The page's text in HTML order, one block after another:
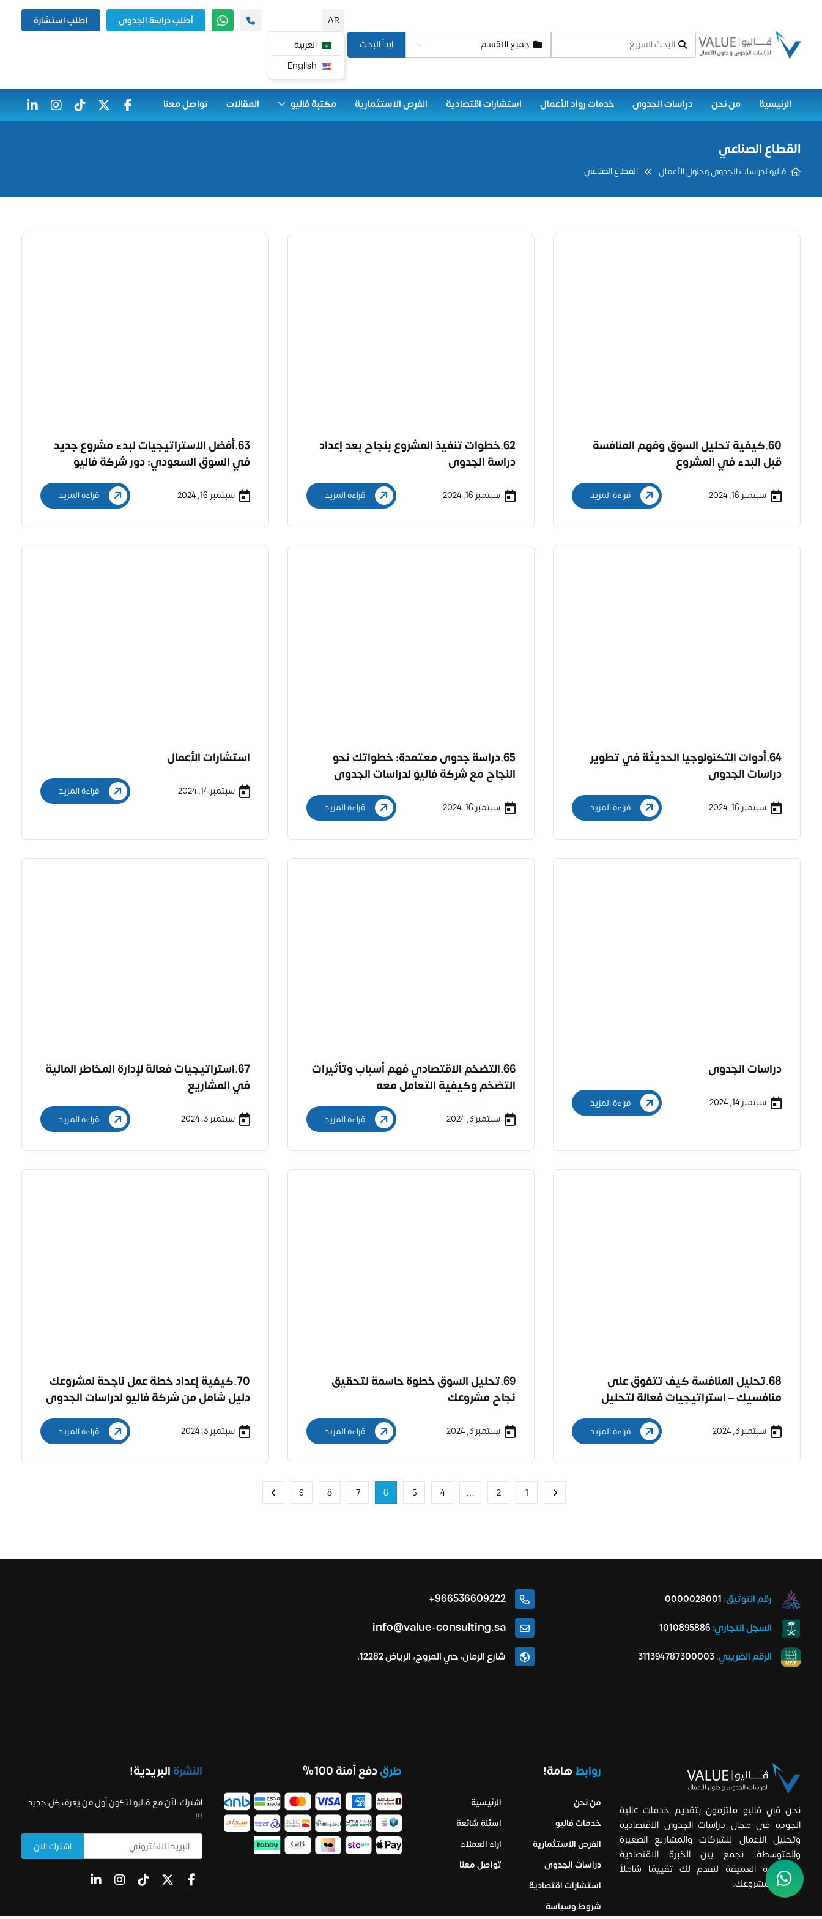
جميع الاقسام ابدأ البحث
AR
العربية
أطلب دراسة الجدوى اطلب استشارة
الرئيسية من نحن دراسات الجدوى خدمات رواد الأعمال استشارات اقتصادية الفرص الاستثمارية مكتبة فاليو المقالات تواصل معنا
القطاع الصناعي
فاليو لدراسات الجدوى وحلول الأعمال القطاع الصناعي
60.كيفية تحليل السوق وفهم المنافسة
قبل البدء في المشروع
سبتمبر 16, 2024 قراءة المزيد
62.خطوات تنفيذ المشروع بنجاح بعد إعداد
دراسة الجدوى
سبتمبر 16, 2024 قراءة المزيد
63.أفضل الاستراتيجيات لبدء مشروع جديد
في السوق السعودي: دور شركة فاليو
لدراسات الجدوى وحلول الأعمال
سبتمبر 16, 2024 قراءة المزيد
64.أدوات التكنولوجيا الحديثة في تطوير
دراسات الجدوى
سبتمبر 16, 2024 قراءة المزيد
65.دراسة جدوى معتمدة: خطواتك نحو
النجاح مع شركة فاليو لدراسات الجدوى
سبتمبر 16, 2024 قراءة المزيد
استشارات الأعمال
سبتمبر 14, 2024 قراءة المزيد
دراسات الجدوى
سبتمبر 14, 2024 قراءة المزيد
66.التضخم الاقتصادي فهم أسباب وتأثيرات
التضخم وكيفية التعامل معه
سبتمبر 3, 2024 قراءة المزيد
67.استراتيجيات فعالة لإدارة المخاطر المالية
في المشاريع
سبتمبر 3, 2024 قراءة المزيد
68.تحليل المنافسة كيف تتفوق على
منافسيك – استراتيجيات فعالة لتحليل
وتفوق المنافسة في السوق
سبتمبر 3, 2024 قراءة المزيد
69.تحليل السوق خطوة حاسمة لتحقيق
نجاح مشروعك
سبتمبر 3, 2024 قراءة المزيد
70.كيفية إعداد خطة عمل ناجحة لمشروعك
دليل شامل من شركة فاليو لدراسات الجدوى
سبتمبر 3, 2024 قراءة المزيد
1
2
…
4
5
6
7
8
9
رقم التوثيق: 0000028001
السجل التجاري:1010895886
الرقم الضريبي:311394787300003
966536609222+
info@value-consulting.sa
شارع الرمان، حي المروج، الرياض 12282.
نحن في فاليو ملتزمون بتقديم خدمات عالية
الجودة في مجال دراسات الجدوى الاقتصادية
وتحليل الأعمال للشركات والمشاريع الصغيرة
والمتوسطة. نجمع بين الخبرة الاقتصادية
والتحليلية العميقة لنقدم لك تقييمًا شاملاً
ودقيقًا لمشروعك.
روابطهامة!
من نحن
خدمات فاليو
الفرص الاستثمارية
دراسات الجدوى
استشارات اقتصادية
شروط وسياسة
الرئيسية
اسئلة شائعة
اراء العملاء
تواصل معنا
طرقدفع أمنة 100% النشرة البريدية!
اشترك الآن مع فاليو لتكون أول من يعرف كل جديد
!!!